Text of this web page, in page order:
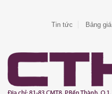
Tin tức Bảng giá